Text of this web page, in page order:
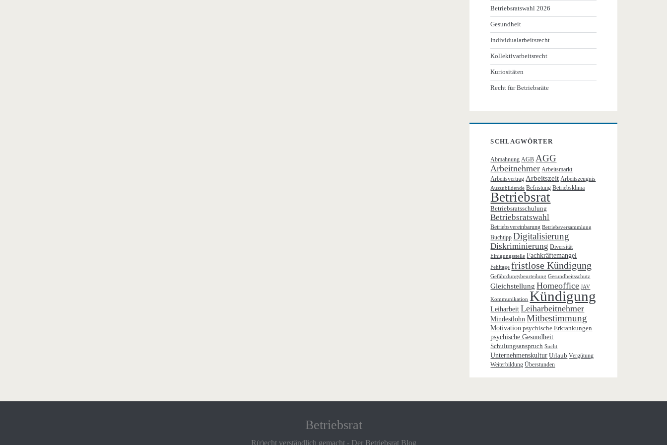
Betriebsratswahl 2026
Gesundheit
Individualarbeitsrecht
Kollektivarbeitsrecht
Kuriositäten
Recht für Betriebsräte
SCHLAGWÖRTER
Abmahnung AGB AGG
Arbeitnehmer Arbeitsmarkt
Arbeitsvertrag Arbeitszeit Arbeitszeugnis
Auszubildende Befristung Betriebsklima
Betriebsrat
Betriebsratsschulung
Betriebsratswahl
Betriebsvereinbarung Betriebsversammlung
Buchtipp Digitalisierung
Diskriminierung Diversität
Einigungsstelle Fachkräftemangel
Fehltage fristlose Kündigung
Gefährdungsbeurteilung Gesundheitsschutz
Gleichstellung Homeoffice JAV
Kommunikation Kündigung
Leiharbeit Leiharbeitnehmer
Mindestlohn Mitbestimmung
Motivation psychische Erkrankungen
psychische Gesundheit
Schulungsanspruch Sucht
Unternehmenskultur Urlaub Vergütung
Weiterbildung Überstunden
Betriebsrat
R(r)echt verständlich gemacht - Der Betriebsrat Blog